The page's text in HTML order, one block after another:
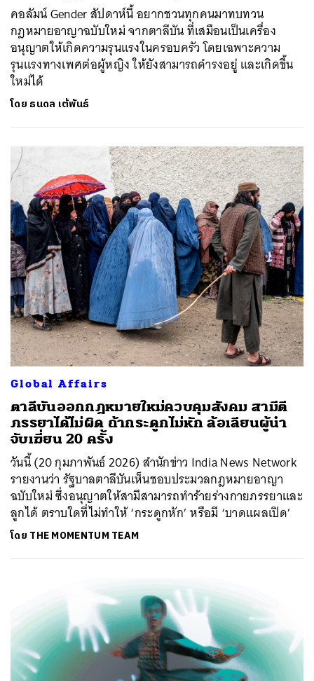
คอลัมน์ Gender สัปดาห์นี้ อยากชวนทุกคนมาทบทวน
กฎหมายอาญาฉบับใหม่ จากตาลีบัน ที่เสมือนเป็นเครื่อง
อนุญาตให้เกิดความรุนแรงในครอบครัว โดยเฉพาะความ
รุนแรงทางเพศต่อผู้หญิง ให้ยังสามารถดำรงอยู่ และเกิดขึ้น
ใหม่ได้
โดย ธนดล เต้พันธ์
Global Affairs
ตาลีบันออกกฎหมายใหม่ควบคุมสังคม สามีตี
ภรรยาได้ไม่ผิด ถ้ากระดูกไม่หัก ล้อเลียนผู้นำ
จับเฆี่ยน 20 ครั้ง
วันนี้ (20 กุมภาพันธ์ 2026) สำนักข่าว India News Network
รายงานว่า รัฐบาลตาลีบันเห็นชอบประมวลกฎหมายอาญา
ฉบับใหม่ ซึ่งอนุญาตให้สามีสามารถทำร้ายร่างกายภรรยาและ
ลูกได้ ตราบใดที่ไม่ทำให้ ‘กระดูกหัก’ หรือมี ‘บาดแผลเปิด’
โดย THE MOMENTUM TEAM